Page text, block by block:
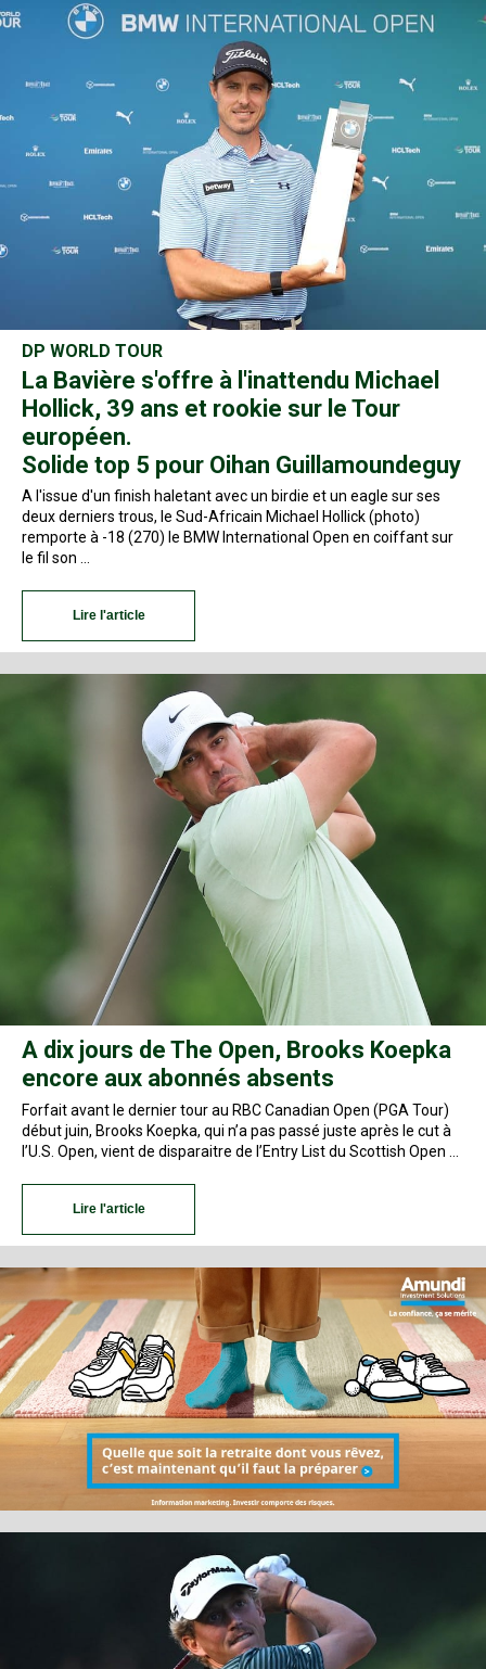
DP WORLD TOUR
La Bavière s'offre à l'inattendu Michael
Hollick, 39 ans et rookie sur le Tour
européen.
Solide top 5 pour Oihan Guillamoundeguy
A l'issue d'un finish haletant avec un birdie et un eagle sur ses
deux derniers trous, le Sud-Africain Michael Hollick (photo)
remporte à -18 (270) le BMW International Open en coiffant sur
le fil son …
Lire l'article
A dix jours de The Open, Brooks Koepka
encore aux abonnés absents
Forfait avant le dernier tour au RBC Canadian Open (PGA Tour)
début juin, Brooks Koepka, qui n’a pas passé juste après le cut à
l’U.S. Open, vient de disparaitre de l’Entry List du Scottish Open …
Lire l'article